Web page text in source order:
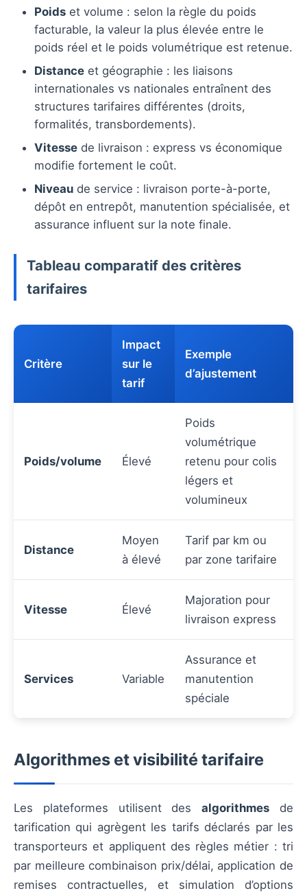
Poids et volume : selon la règle du poids
facturable, la valeur la plus élevée entre le
poids réel et le poids volumétrique est retenue.
Distance et géographie : les liaisons
internationales vs nationales entraînent des
structures tarifaires différentes (droits,
formalités, transbordements).
Vitesse de livraison : express vs économique
modifie fortement le coût.
Niveau de service : livraison porte-à-porte,
dépôt en entrepôt, manutention spécialisée, et
assurance influent sur la note finale.
Tableau comparatif des critères
tarifaires
Critère
Impact
sur le
tarif
Exemple
d’ajustement
Poids/volume Élevé
Poids
volumétrique
retenu pour colis
légers et
volumineux
Distance
Moyen
à élevé
Tarif par km ou
par zone tarifaire
Vitesse Élevé
Majoration pour
livraison express
Services Variable
Assurance et
manutention
spéciale
Algorithmes et visibilité tarifaire
Les plateformes utilisent desalgorithmes de
tarification qui agrègent les tarifs déclarés par les
transporteurs et appliquent des règles métier : tri
par meilleure combinaison prix/délai, application de
remises contractuelles, et simulation d’options